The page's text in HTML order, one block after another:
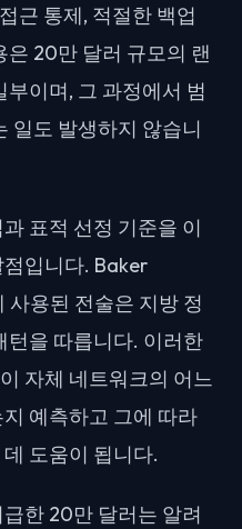
근 통제, 적절한 백업
은 20만 달러 규모의 랜
이며, 그 과정에서 범
일도 발생하지 않습니
표적 선정 기준을 이
입니다. Baker
용된 전술은 지방 정
턴을 따릅니다. 이러한
자체 네트워크의 어느
예측하고 그에 따라
도움이 됩니다.
한 20만 달러는 알려